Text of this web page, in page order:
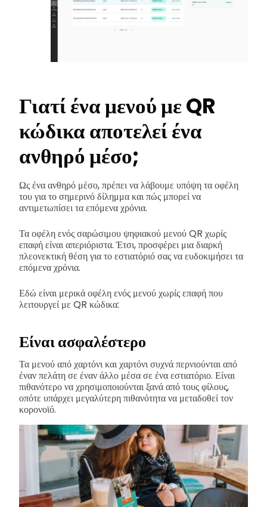
Γιατί ένα μενού με QR
κώδικα αποτελεί ένα
ανθηρό μέσο;
Ως ένα ανθηρό μέσο, πρέπει να λάβουμε υπόψη τα οφέλη
του για το σημερινό δίλημμα και πώς μπορεί να
αντιμετωπίσει τα επόμενα χρόνια.
Τα οφέλη ενός σαρώσιμου ψηφιακού μενού QR χωρίς
επαφή είναι απεριόριστα. Έτσι, προσφέρει μια διαρκή
πλεονεκτική θέση για το εστιατόριό σας να ευδοκιμήσει τα
επόμενα χρόνια.
Εδώ είναι μερικά οφέλη ενός μενού χωρίς επαφή που
λειτουργεί με QR κώδικα:
Είναι ασφαλέστερο
Τα μενού από χαρτόνι και χαρτόνι συχνά περνιούνται από
έναν πελάτη σε έναν άλλο μέσα σε ένα εστιατόριο. Είναι
πιθανότερο να χρησιμοποιούνται ξανά από τους φίλους,
οπότε υπάρχει μεγαλύτερη πιθανότητα να μεταδοθεί τον
κορονοϊό.